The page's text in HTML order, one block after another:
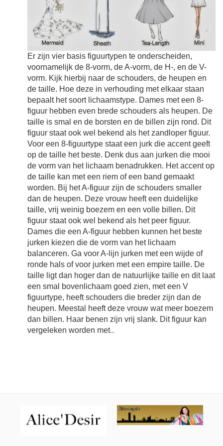
Er zijn vier basis figuurtypen te onderscheiden,
voornamelijk de 8-vorm, de A-vorm, de H-, en de V-
vorm. Kijk hierbij naar de schouders, de heupen en
de taille. Hoe deze in verhouding met elkaar staan
bepaalt het soort lichaamstype. Dames met een 8-
figuur hebben even brede schouders als heupen. De
taille is smal en de borsten en de billen zijn rond. Dit
figuur staat ook wel bekend als het zandloper figuur.
Voor een 8-figuurtype staat een jurk die accent geeft
op de taille het beste. Denk dus aan jurken die mooi
de vorm van het lichaam benadrukken. Het accent op
de taille kan met een riem of een band gemaakt
worden. Bij het A-figuur zijn de schouders smaller
dan de heupen. Deze vrouw heeft een duidelijke
taille, vrij weinig boezem en een volle billen. Dit
figuur staat ook wel bekend als het peer figuur.
Dames die een A-figuur hebben kunnen het beste
jurken kiezen die de vorm van het lichaam
balanceren. Ga voor A-lijn jurken met een wijde of
ronde hals of voor jurken met een empire taille. De
taille ligt dan hoger dan de natuurlijke taille en dit laat
een smal bovenlichaam goed zien, met een V
figuurtype, heeft schouders die breder zijn dan de
heupen. Meestal heeft deze vrouw wat meer boezem
dan billen. Haar benen zijn vrij slank. Dit figuur kan
vergeleken worden met...